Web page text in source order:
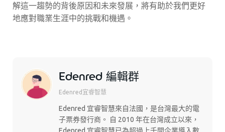
解這一趨勢的背後原因和未來發展，將有助於我們更好
地應對職業生涯中的挑戰和機遇。
Edenred 編輯群
Edenred宜睿智慧
Edenred 宜睿智慧來自法國，是台灣最大的電
子票券發行商。 自 2010 年在台灣成立以來，
Edenred 宜睿智慧已為超過上千間企業導入數